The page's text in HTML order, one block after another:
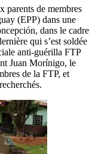
parents de membres
(EPP) dans une
dans le cadre
qui s’est soldée
anti-guérilla FTP
Juan Morínigo, le
de la FTP, et